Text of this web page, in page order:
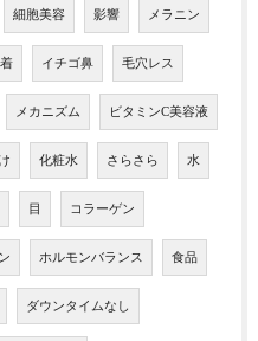
細胞美容 影響 メラニン
イチゴ鼻 毛穴レス
メカニズム ビタミンC美容液
化粧水 さらさら 水
目 コラーゲン
ホルモンバランス 食品
ダウンタイムなし